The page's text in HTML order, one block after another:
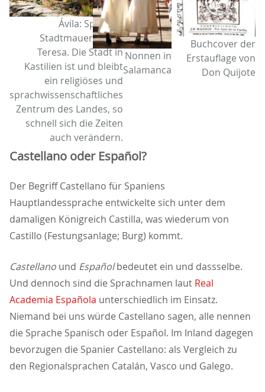
Ávila: Sprache;
Stadtmauer; Santa
Teresa. Die Stadt in
Kastilien ist und bleibt
ein religiöses und
sprachwissenschaftliches
Zentrum des Landes, so
schnell sich die Zeiten
auch verändern.
Nonnen in
Salamanca
Buchcover der
Erstauflage von
Don Quijote
Castellano oder Español?
Der Begriff Castellano für Spaniens
Hauptlandessprache entwickelte sich unter dem
damaligen Königreich Castilla, was wiederum von
Castillo (Festungsanlage; Burg) kommt.
Castellano und Españolbedeutet ein und dassselbe.
Und dennoch sind die Sprachnamen laut Real
Academia Española unterschiedlich im Einsatz.
Niemand bei uns würde Castellano sagen, alle nennen
die Sprache Spanisch oder Español. Im Inland dagegen
bevorzugen die Spanier Castellano: als Vergleich zu
den Regionalsprachen Catalán, Vasco und Galego.